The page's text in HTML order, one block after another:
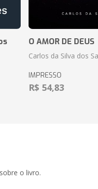
O AMOR DE DEUS
Carlos da Silva dos
IMPRESSO
R$ 54,83
o livro.